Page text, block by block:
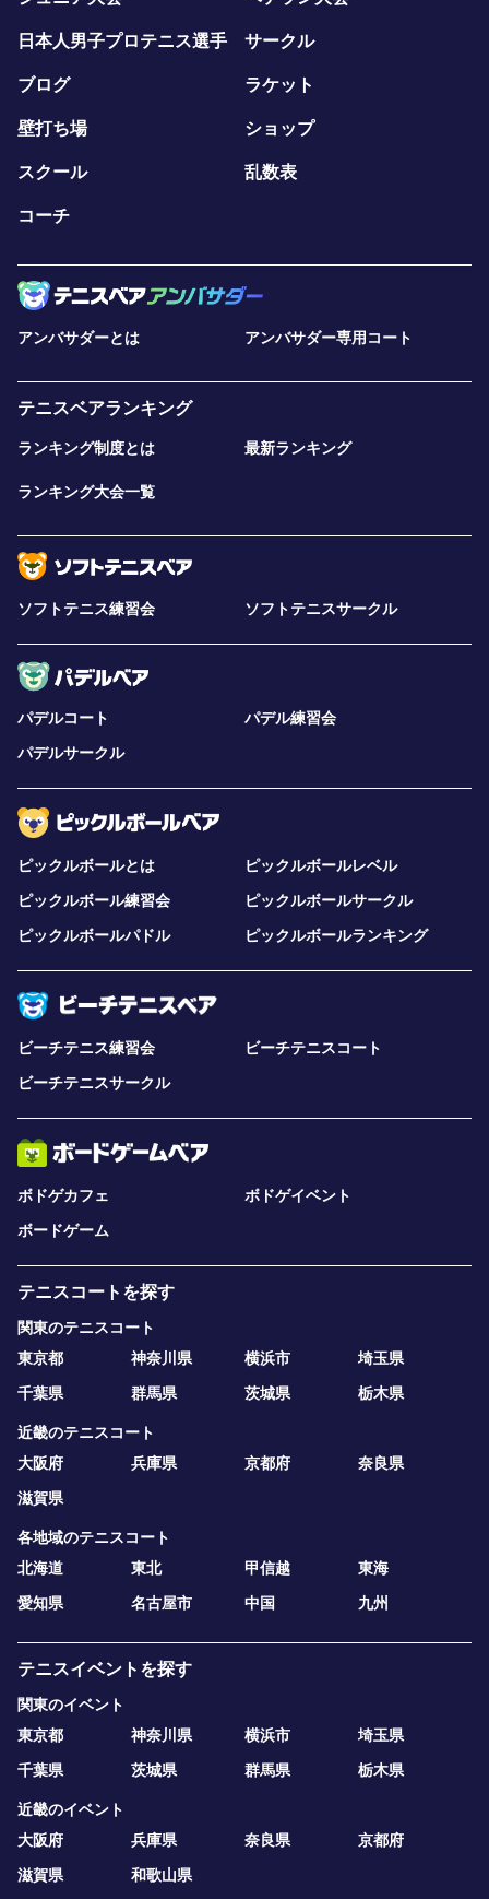
日本人男子プロテニス選手 サークル
ブログ ラケット
壁打ち場 ショップ
スクール 乱数表
コーチ
アンバサダーとは アンバサダー専用コート
テニスベアランキング
ランキング制度とは 最新ランキング
ランキング大会一覧
ソフトテニス練習会 ソフトテニスサークル
パデルコート
パデル練習会
パデルサークル
ピックルボールとは
ピックルボールレベル
ピックルボール練習会
ピックルボールサークル
ピックルボールパドル
ピックルボールランキング
ビーチテニス練習会
ビーチテニスコート
ビーチテニスサークル
ボドゲカフェ
ボドゲイベント
ボードゲーム
テニスコートを探す
関東のテニスコート
東京都
神奈川県 横浜市
埼玉県
千葉県
群馬県 茨城県 栃木県
近畿のテニスコート
大阪府
兵庫県 京都府
奈良県
滋賀県
各地域のテニスコート
北海道
東北 甲信越
東海
愛知県
名古屋市 中国 九州
テニスイベントを探す
関東のイベント
東京都
神奈川県 横浜市
埼玉県
千葉県
茨城県 群馬県 栃木県
近畿のイベント
大阪府
兵庫県 奈良県
京都府
滋賀県
和歌山県